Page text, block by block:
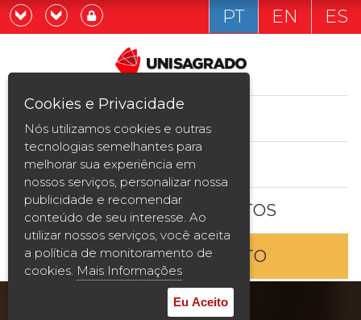
Graduação
Pós-graduação e MBA
Curta Duração
Vestibular
2ª Graduação
Transferência
Já sou estudande
Quero ser estudante
PT EN ES
ESTUDE AQUI
BOLSAS E DESCONTOS
ENTRE EM CONTATO
Cookies e Privacidade
Nós utilizamos cookies e outras
tecnologias semelhantes para
melhorar sua experiência em
nossos serviços, personalizar nossa
publicidade e recomendar
conteúdo de seu interesse. Ao
utilizar nossos serviços, você aceita
a política de monitoramento de
cookies. Mais Informações
Eu Aceito